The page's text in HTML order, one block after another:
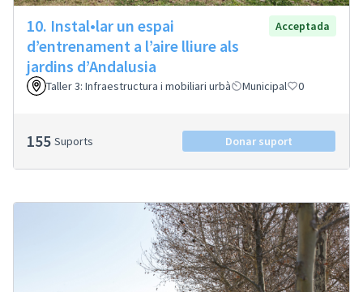
10. Instal•lar un espai
d’entrenament a l’aire lliure als
jardins d’Andalusia
Acceptada
Taller 3: Infraestructura i mobiliari urbà Municipal 0
155 Suports Donar suport